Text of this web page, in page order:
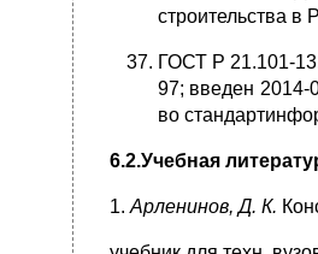
строительства в
ГОСТ Р 21.101-
97; введен 2014-
во
6.2.Учебная
1.Арленинов, Д. К.